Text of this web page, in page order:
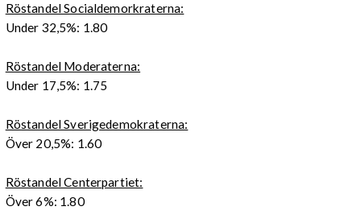
Röstandel Socialdemorkraterna:
Under 32,5%: 1.80
Röstandel Moderaterna:
Under 17,5%: 1.75
Röstandel Sverigedemokraterna:
Över 20,5%: 1.60
Röstandel Centerpartiet:
Över 6%: 1.80